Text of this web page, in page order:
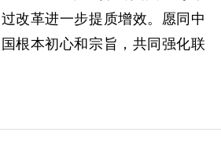
改革进一步提质增效。愿同中
根本初心和宗旨，共同强化联